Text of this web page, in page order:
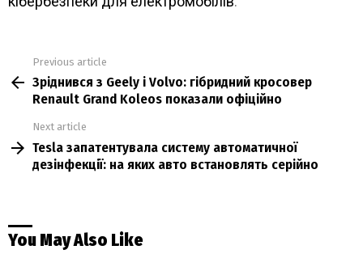
more
Previous article
Зріднився з Geely і Volvo: гібридний кросовер
Renault Grand Koleos показали офіційно
Next article
Tesla запатентувала систему автоматичної
дезінфекції: на яких авто встановлять серійно
You May Also Like